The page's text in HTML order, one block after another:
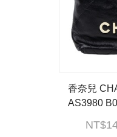
香奈兒
AS3980
原廠盒子/